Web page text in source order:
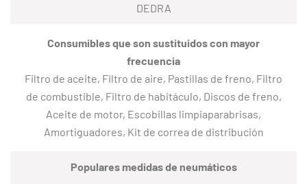
DEDRA
Consumibles que son sustituidos con mayor
frecuencia
Filtro de aceite, Filtro de aire, Pastillas de freno, Filtro
de combustible, Filtro de habitáculo, Discos de freno,
Aceite de motor, Escobillas limpiaparabrisas,
Amortiguadores, Kit de correa de distribución
Populares medidas de neumáticos